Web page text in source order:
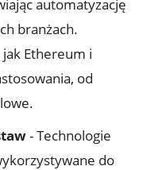
automatyzację
branżach.
Ethereum i
od
-⁣ Technologie
do